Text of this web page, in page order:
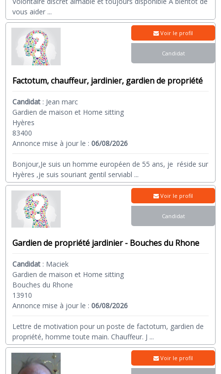
vous aider ...
Factotum, chauffeur, jardinier, gardien de propriété
Candidat : Jean marc
Gardien de maison et Home sitting
Hyères
83400
Annonce mise à jour le :06/08/2026
Bonjour,Je suis un homme européen de 55 ans, je réside sur
Hyères ,je suis souriant gentil serviabl ...
Voir le profil
Candidat
Gardien de propriété jardinier - Bouches du Rhone
Candidat : Maciek
Gardien de maison et Home sitting
Bouches du Rhone
13910
Annonce mise à jour le :06/08/2026
Lettre de motivation pour un poste de factotum, gardien de
propriété, homme toute main. Chauffeur. J ...
Voir le profil
Candidat
Voir le profil